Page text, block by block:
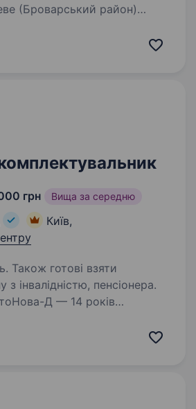
(Броварський район)
грн Вища за середню
Київ,
Також готові взяти
з інвалідністю, пенсіонера.
Д — 14 років